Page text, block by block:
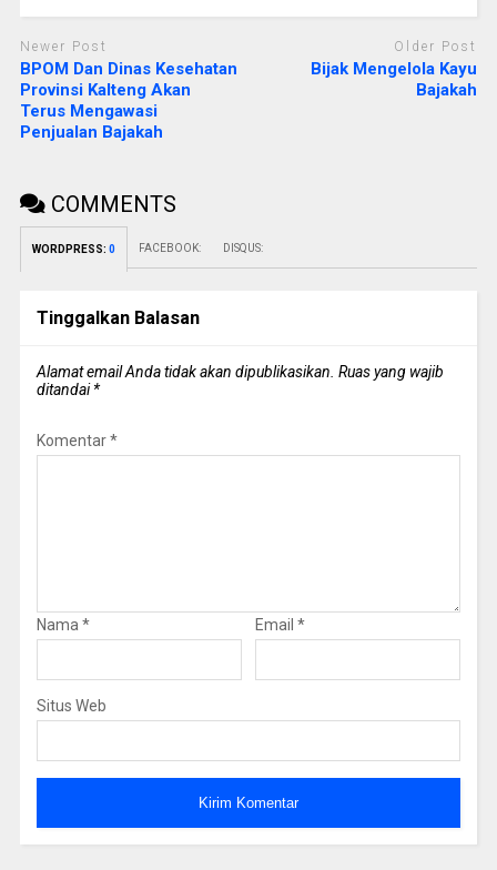
Newer Post
BPOM Dan Dinas Kesehatan
Provinsi Kalteng Akan
Terus Mengawasi
Penjualan Bajakah
Older Post
Bijak Mengelola Kayu
Bajakah
COMMENTS
WORDPRESS: 0 FACEBOOK: DISQUS:
Tinggalkan Balasan
Alamat email Anda tidak akan dipublikasikan. Ruas yang wajib
ditandai*
Komentar*
Nama * Email *
Situs Web